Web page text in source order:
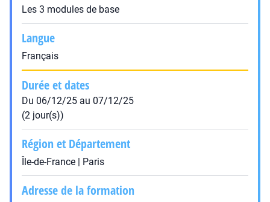
Les 3 modules de base
Langue
Français
Durée et dates
Du 06/12/25 au 07/12/25
(2 jour(s))
Région et Département
Île-de-France | Paris
Adresse de la formation